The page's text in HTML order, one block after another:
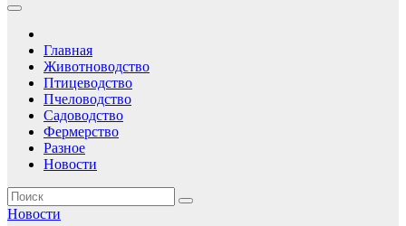
Главная
Животноводство
Птицеводство
Пчеловодство
Садоводство
Фермерство
Разное
Новости
Новости